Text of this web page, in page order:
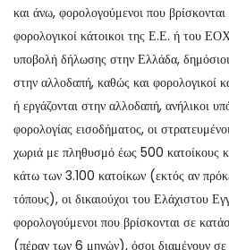
και άνω, φορολογούμενοι που
φορολογικοί κάτοικοι της Ε.Ε. ή του
υποβολή δήλωσης στην Ελλάδα,
στην αλλοδαπή, καθώς και φορολογικοί
ή εργάζονται στην αλλοδαπή, ανήλικοι
φορολογίας εισοδήματος, οι
χωριά με πληθυσμό έως 500 κατοίκους
κάτω των 3.100 κατοίκων (εκτός αν
τόπους), οι δικαιούχοι του Ελάχιστου
φορολογούμενοι που βρίσκονται σε
(πέραν των 6 μηνών), όσοι διαμένουν σε